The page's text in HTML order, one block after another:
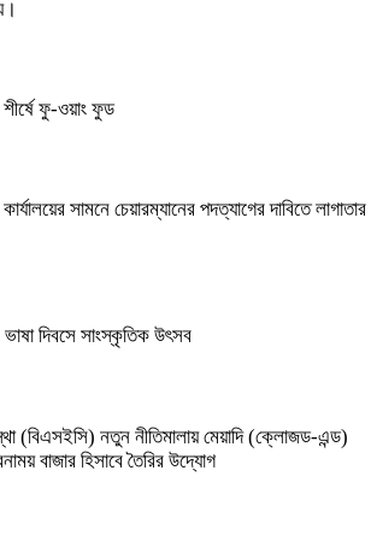
ফু-ওয়াং ফুড
সামনে চেয়ারম্যানের পদত্যাগের দাবিতে লাগাতার
দিবসে সাংস্কৃতিক উৎসব
(বিএসইসি) নতুন নীতিমালায় মেয়াদি (ক্লোজড-এন্ড)
বাজার হিসাবে তৈরির উদ্যোগ